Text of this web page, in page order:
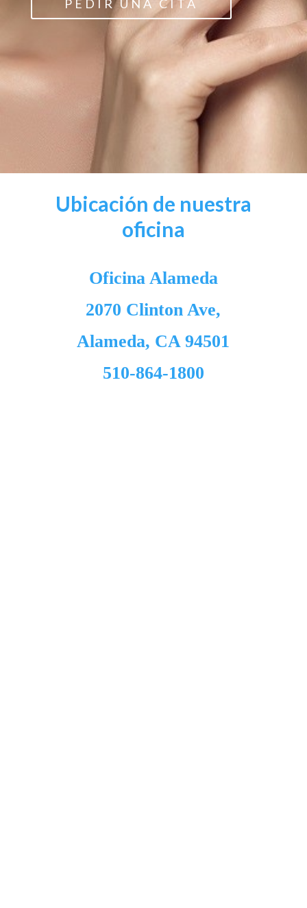
PEDIR UNA CITA
Ubicación de nuestra
oficina
Oficina Alameda
2070 Clinton Ave,
Alameda, CA 94501
510-864-1800